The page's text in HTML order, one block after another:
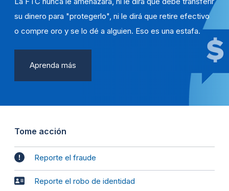
su dinero para "protegerlo", ni le dirá que retire efectivo
o compre oro y se lo dé a alguien. Eso es una estafa.
Aprenda más
Tome acción
Reporte el fraude
Reporte el robo de identidad